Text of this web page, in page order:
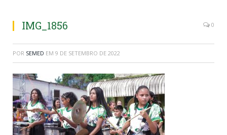
IMG_1856 0
POR SEMED EM 9 DE SETEMBRO DE 2022